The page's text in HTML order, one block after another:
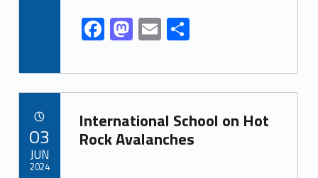
F
ac
e
b
o
o
M
as
to
d
o
n
E
m
ai
l
S
ar
e
Link identifier archive #link-archive-84429
International School on Hot
Rock Avalanches
03
JUN
2024